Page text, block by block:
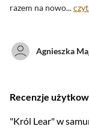
razem na nowo...
Agnieszka
oceny krytyków
Recenzje
"Król Lear" w